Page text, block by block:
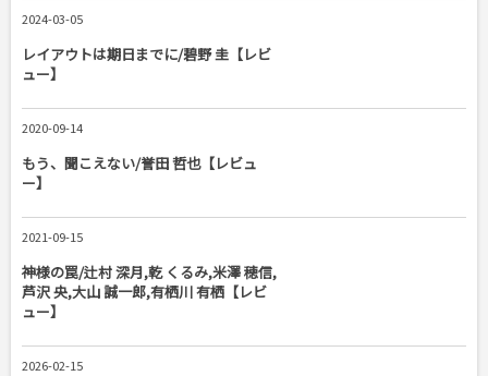
2024-03-05
レイアウトは期日までに/碧野 圭【レビ
ュー】
2020-09-14
もう、聞こえない/誉田 哲也【レビュ
ー】
2021-09-15
神様の罠/辻村 深月,乾 くるみ,米澤 穂信,
芦沢 央,大山 誠一郎,有栖川 有栖【レビ
ュー】
2026-02-15